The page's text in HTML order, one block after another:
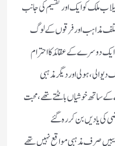
ملک کو ایک اور تقسیم کی جانب
مذاہب اور فرقوں کے لوگ
دوسرے کے عقائد کا احترام
اور دیگر مذہبی
خوشیاں بانٹتے تھے،محبت
یادیں بن کر رہ گئے
صرف مذہبی مواقع نہیں تھے